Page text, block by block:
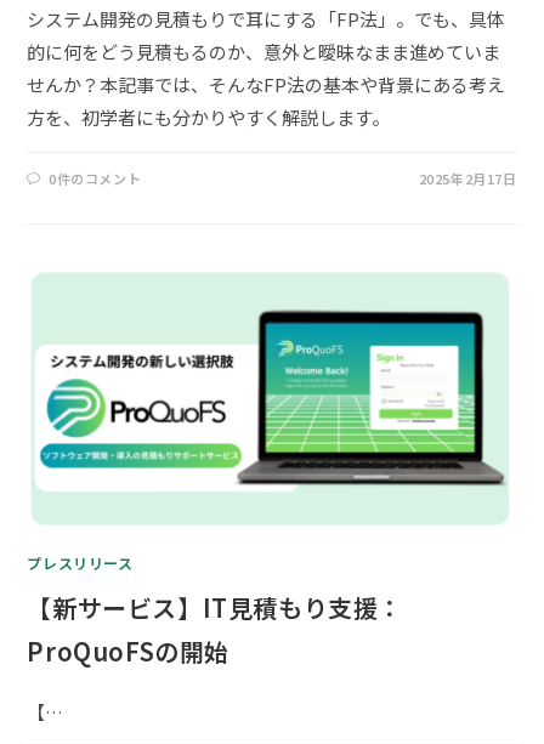
システム開発の見積もりで耳にする「FP法」。でも、具体
的に何をどう見積もるのか、意外と曖昧なまま進めていま
せんか？本記事では、そんなFP法の基本や背景にある考え
方を、初学者にも分かりやすく解説します。
0件のコメント 2025年2月17日
プレスリリース
【新サービス】IT見積もり支援：
ProQuoFSの開始
【…